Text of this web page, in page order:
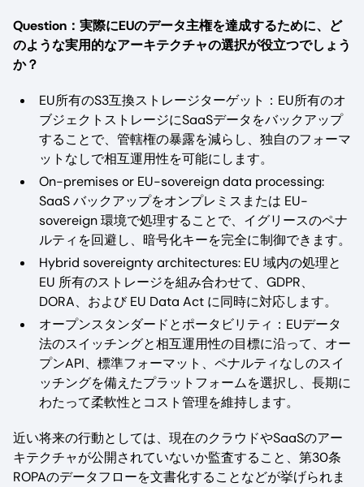
Question：実際にEUのデータ主権を達成するために、ど
のような実用的なアーキテクチャの選択が役立つでしょう
か？
EU所有のS3互換ストレージターゲット：EU所有のオ
ブジェクトストレージにSaaSデータをバックアップ
することで、管轄権の暴露を減らし、独自のフォーマ
ットなしで相互運用性を可能にします。
On-premises or EU-sovereign data processing:
SaaS バックアップをオンプレミスまたは EU-
sovereign 環境で処理することで、イグリースのペナ
ルティを回避し、暗号化キーを完全に制御できます。
Hybrid sovereignty architectures: EU 域内の処理と
EU 所有のストレージを組み合わせて、GDPR、
DORA、および EU Data Act に同時に対応します。
オープンスタンダードとポータビリティ：EUデータ
法のスイッチングと相互運用性の目標に沿って、オー
プンAPI、標準フォーマット、ペナルティなしのスイ
ッチングを備えたプラットフォームを選択し、長期に
わたって柔軟性とコスト管理を維持します。
近い将来の行動としては、現在のクラウドやSaaSのアー
キテクチャが公開されていないか監査すること、第30条
ROPAのデータフローを文書化することなどが挙げられま